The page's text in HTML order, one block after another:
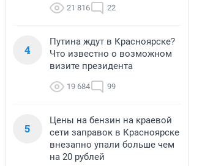
21 816 22
4
Путина ждут в Красноярске?
Что известно о возможном
визите президента
19 684 99
5
Цены на бензин на краевой
сети заправок в Красноярске
внезапно упали больше чем
на 20 рублей